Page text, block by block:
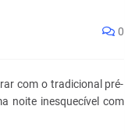
0
com o tradicional pré-
noite inesquecível com